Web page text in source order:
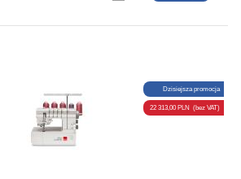
Dzisiejsza promocja
22 313,00 PLN (bez VAT)